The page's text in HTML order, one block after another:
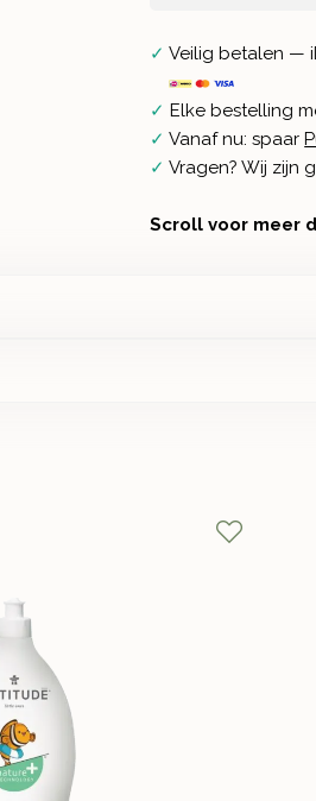
✓ Veilig betalen —
✓ Elke bestelling
✓ Vanaf nu: spaar
✓ Vragen? Wij zijn
Scroll voor meer